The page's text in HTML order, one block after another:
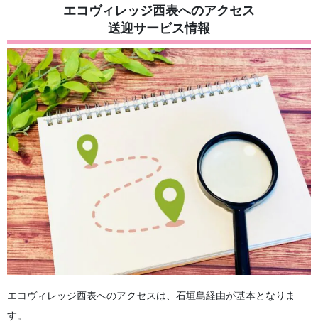
エコヴィレッジ西表へのアクセス
送迎サービス情報
エコヴィレッジ西表へのアクセスは、石垣島経由が基本となりま
す。